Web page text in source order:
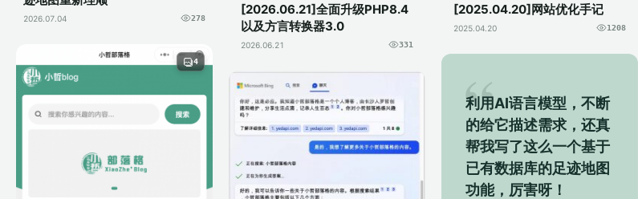
2026.07.04 278
[2026.06.21]全面升级PHP8.4
以及方言转换器3.0
2026.06.21 331
断网站...
[2025.04.20]网站优化手记
2025.04.20 1208
4
利用AI语言模型，不断
的给它描述需求，还真
帮我写了这么一个基于
已有数据库的足迹地图
功能，厉害呀！